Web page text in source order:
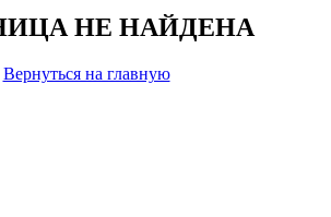
НЕ НАЙДЕНА
Вернуться на главную